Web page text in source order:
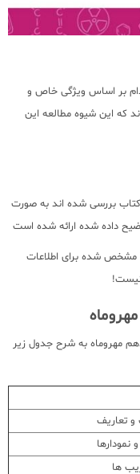
بر اساس ویژگی خاص و
که این شیوه مطالعه این
بررسی شده اند به صورت
داده شده ارائه شده است
شده برای اطلاعات
مهروماه به شرح جدول زیر
و تعاریف
ها